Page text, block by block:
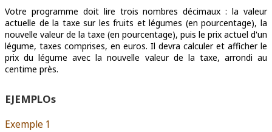
Votre programme doit lire trois nombres décimaux : la valeur
actuelle de la taxe sur les fruits et légumes (en pourcentage), la
nouvelle valeur de la taxe (en pourcentage), puis le prix actuel d'un
légume, taxes comprises, en euros. Il devra calculer et afficher le
prix du légume avec la nouvelle valeur de la taxe, arrondi au
centime près.
EJEMPLOs
Exemple 1